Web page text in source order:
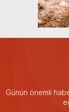
Günün önemli